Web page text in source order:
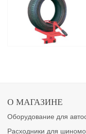
О МАГАЗИНЕ
Оборудование для
Расходники для